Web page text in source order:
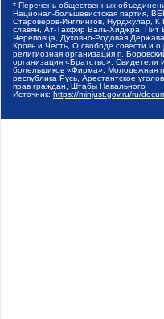
* Перечень общественных
Национал-большевистская партия,
Староверов-Инглингов, Нурджулар,
славян, Ат-Такфир Валь-Хиджра, Пит
Череповца, Духовно-Родовая
Кровь и Честь, О свободе совести и
религиозная организация п.
организация «Братство»,
болельщиков «Фирма», Молодежная
республика Русь, Арестантское
прав граждан, Штабы Навального
Источник: https://minjust.gov.ru/ru/